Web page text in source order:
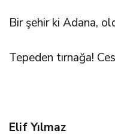
Bir şehir ki Adana,
Tepeden tırnağa!
Elif Yılmaz